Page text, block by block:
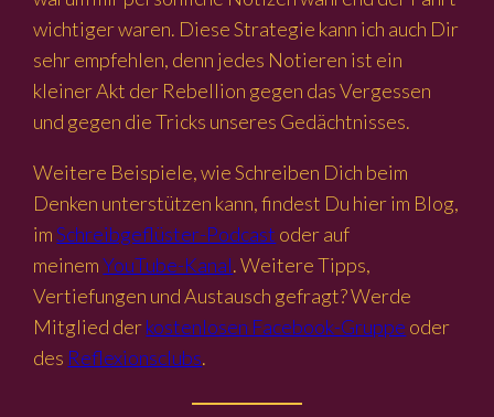
wichtiger waren. Diese Strategie kann ich auch Dir
sehr empfehlen, denn jedes Notieren ist ein
kleiner Akt der Rebellion gegen das Vergessen
und gegen die Tricks unseres Gedächtnisses.
Weitere Beispiele, wie Schreiben Dich beim
Denken unterstützen kann, findest Du hier im Blog,
imSchreibgeflüster-Podcast oder auf
meinemYouTube-Kanal. Weitere Tipps,
Vertiefungen und Austausch gefragt? Werde
Mitglied derkostenlosen Facebook-Gruppe oder
des Reflexionsclubs.